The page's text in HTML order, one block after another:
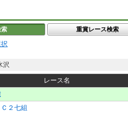
索 重賞レース検索
沢
レース名
２七組